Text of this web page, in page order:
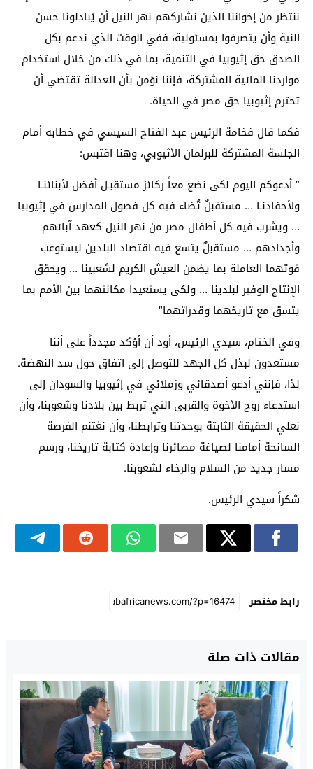
ننتظر من إخواننا الذين نشاركهم نهر النيل أن يُبادلونا حسن
النية وأن يتصرفوا بمسئولية، ففي الوقت الذي ندعم بكل
الصدق حق إثيوبيا في التنمية، بما في ذلك من خلال استخدام
مواردنا المائية المشتركة، فإننا نؤمن بأن العدالة تقتضي أن
تحترم إثيوبيا حق مصر في الحياة.
فكما قال فخامة الرئيس عبد الفتاح السيسي في خطابه أمام
الجلسة المشتركة للبرلمان الأثيوبي، وهنا اقتبس:
” أدعوكم اليوم لكى نضع معاً ركائز مستقبـل أفضل لأبنائنـا
ولأحفادنـا … مستقبلٌ تُضاء فيه كل فصول المدارس في إثيوبيا
… ويشرب فيه كل أطفال مصر من نهر النيل كعهد آبائهم
وأجدادهم … مستقبلٌ يتسع فيه اقتصاد البلدين ليستوعب
قوتهما العاملة بما يضمن العيش الكريم لشعبينا … ويحقق
الإنتاج الوفير لبلدينا … ولكى يستعيدا مكانتهما بين الأمم بما
يتسق مع تاريخهما وقدراتهما”
وفي الختام، سيدي الرئيس، أود أن أؤكد مجدداً على أننا
مستعدون لبذل كل الجهد للتوصل إلى اتفاق حول سد النهضة.
لذا، فإنني أدعو أصدقائي وزملائي في إثيوبيا والسودان إلى
استدعاء روح الأخوة والقربى التي تربط بين بلادنا وشعوبنا، وأن
نعلي الحقيقة الثابتة بوحدتنا وترابطنا، وأن نغتنم الفرصة
السانحة أمامنا لصياغة مصائرنا وإعادة كتابة تاريخنا، ورسم
مسار جديد من السلام والرخاء لشعوبنا.
شكراً سيدي الرئيس.
رابط مختصر
مقالات ذات صلة